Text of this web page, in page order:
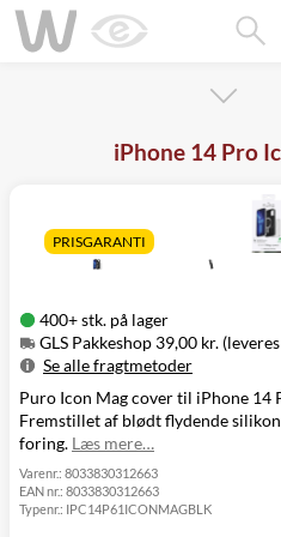
iPhone 14 Pro
PRISGARANTI
400+ stk. på lager
GLS Pakkeshop 39,00 kr.
Se alle fragtmetoder
Metode
Pris
GLS Pakkeshop
39,00 kr.
GLS
Hjemmelevering
GLS Erhverv
Click&Collect i
Puro Icon Mag cover til iPhone 14
Fremstillet af blødt flydende
foring. Læs mere…
Varenr.: 8033830312663
EAN nr.: 8033830312663
Typenr.: IPC14P61ICONMAGBLK
Mangler chatten?
Ret samtykke!